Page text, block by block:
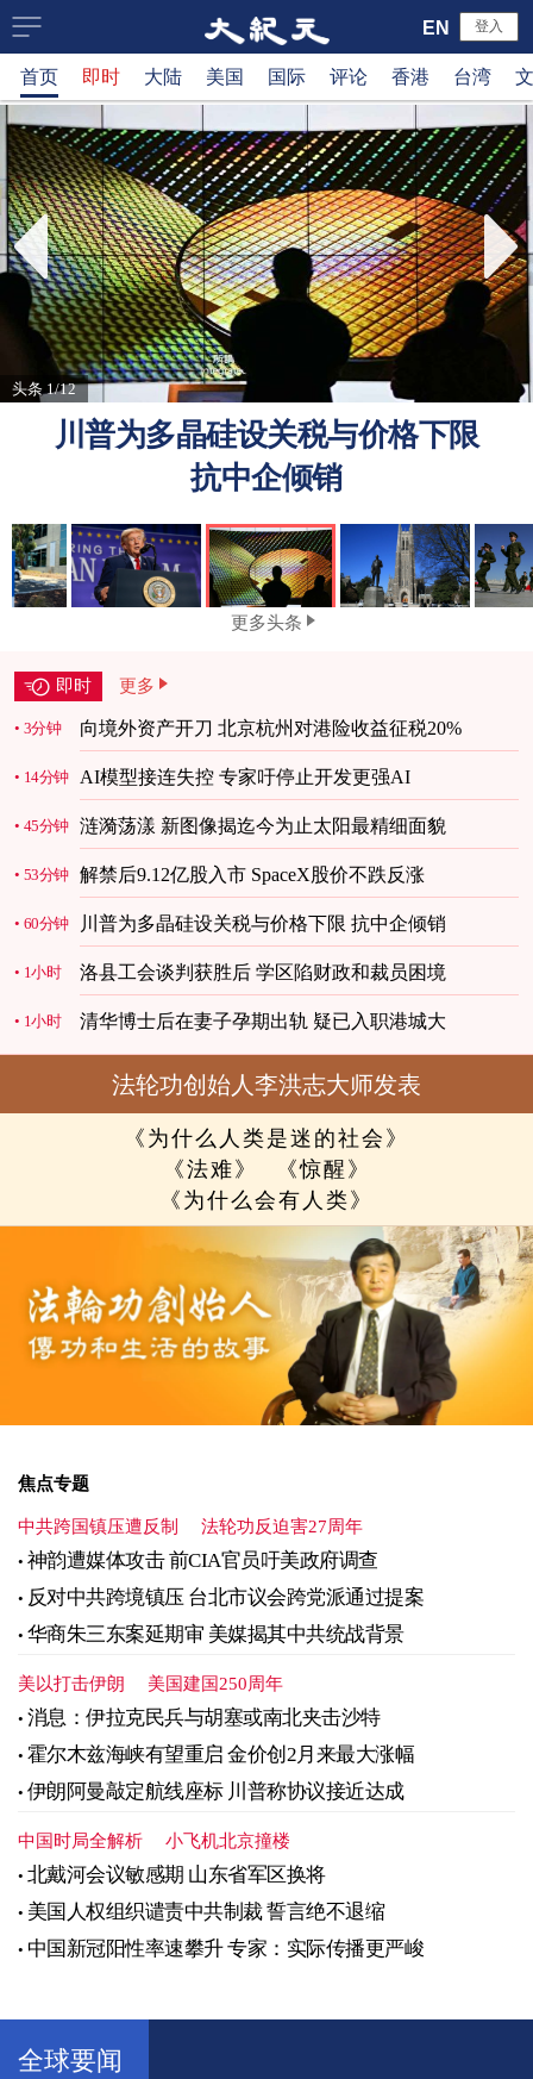
大
纪
元
新
闻
网
登入
EN
首页 即时 大陆 美国 国际 评论 香港 台湾
头条 1/12
川普为多晶硅设关税与价格下限
抗中企倾销
更多头条
即时 更多
3分钟 向境外资产开刀 北京杭州对港险收益征税20%
14分钟 AI模型接连失控 专家吁停止开发更强AI
45分钟 涟漪荡漾 新图像揭迄今为止太阳最精细面貌
53分钟 解禁后9.12亿股入市 SpaceX股价不跌反涨
60分钟 川普为多晶硅设关税与价格下限 抗中企倾销
1小时 洛县工会谈判获胜后 学区陷财政和裁员困境
1小时 清华博士后在妻子孕期出轨 疑已入职港城大
法轮功创始人李洪志大师发表
《为什么人类是迷的社会》
《法难》
《惊醒》
《为什么会有人类》
焦点专题
中共跨国镇压遭反制 法轮功反迫害27周年
神韵遭媒体攻击 前CIA官员吁美政府调查
反对中共跨境镇压 台北市议会跨党派通过提案
华商朱三东案延期审 美媒揭其中共统战背景
美以打击伊朗 美国建国250周年
消息：伊拉克民兵与胡塞或南北夹击沙特
霍尔木兹海峡有望重启 金价创2月来最大涨幅
伊朗阿曼敲定航线座标 川普称协议接近达成
中国时局全解析 小飞机北京撞楼
北戴河会议敏感期 山东省军区换将
美国人权组织谴责中共制裁 誓言绝不退缩
中国新冠阳性率速攀升 专家：实际传播更严峻
全球要闻